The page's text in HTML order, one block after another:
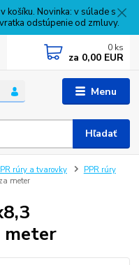
košíku. Novinka: v súlade s
odstúpenie od zmluvy.
Menu
Hľadať
0 ks
za 0,00 EUR
rúry a tvarovky
PPR rúry
meter
meter